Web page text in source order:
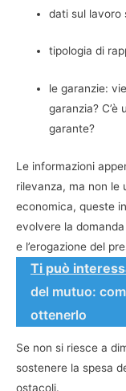
dati sul lavoro
tipologia di
le garanzie:
garanzia?
garante?
Le informazioni
rilevanza, ma non le
economica, queste
evolvere la
e l’erogazione del
Ti può
del mutuo:
ottenerlo
Se non si riesce a
sostenere la spesa
ostacoli.